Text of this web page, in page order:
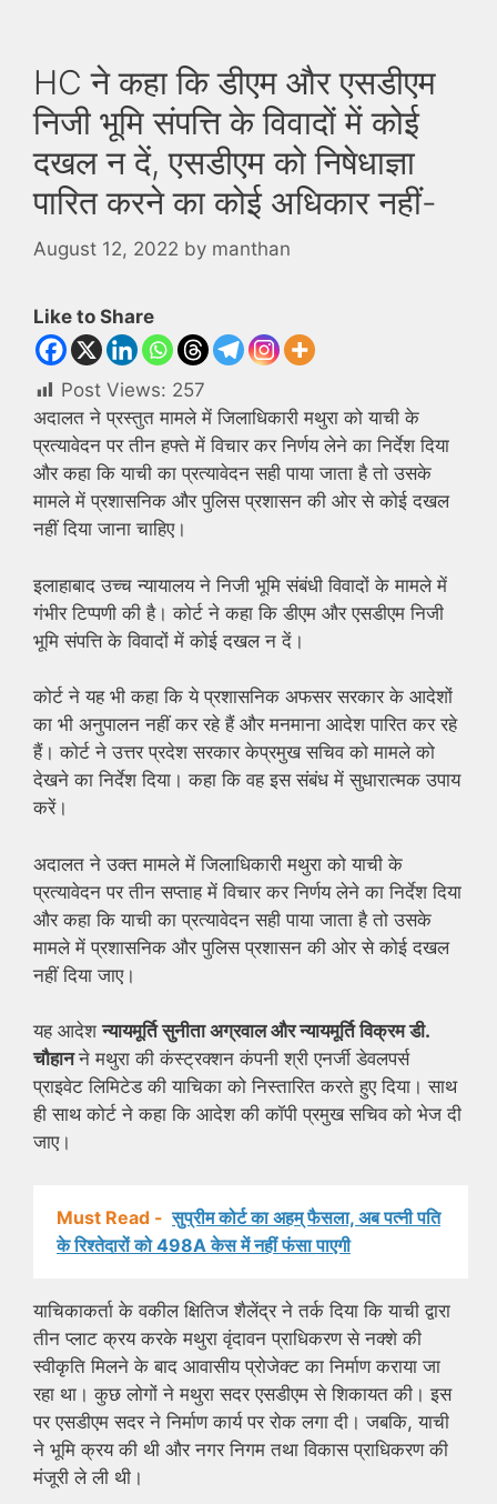
HC ने कहा कि डीएम और एसडीएम
निजी भूमि संपत्ति के विवादों में कोई
दखल न दें, एसडीएम को निषेधाज्ञा
पारित करने का कोई अधिकार नहीं-
August 12, 2022 by manthan
Like to Share
Post Views: 257
अदालत ने प्रस्तुत मामले में जिलाधिकारी मथुरा को याची के
प्रत्यावेदन पर तीन हफ्ते में विचार कर निर्णय लेने का निर्देश दिया
और कहा कि याची का प्रत्यावेदन सही पाया जाता है तो उसके
मामले में प्रशासनिक और पुलिस प्रशासन की ओर से कोई दखल
नहीं दिया जाना चाहिए।
इलाहाबाद उच्च न्यायालय ने निजी भूमि संबंधी विवादों के मामले में
गंभीर टिप्पणी की है। कोर्ट ने कहा कि डीएम और एसडीएम निजी
भूमि संपत्ति के विवादों में कोई दखल न दें।
कोर्ट ने यह भी कहा कि ये प्रशासनिक अफसर सरकार के आदेशों
का भी अनुपालन नहीं कर रहे हैं और मनमाना आदेश पारित कर रहे
हैं। कोर्ट ने उत्तर प्रदेश सरकार केप्रमुख सचिव को मामले को
देखने का निर्देश दिया। कहा कि वह इस संबंध में सुधारात्मक उपाय
करें।
अदालत ने उक्त मामले में जिलाधिकारी मथुरा को याची के
प्रत्यावेदन पर तीन सप्ताह में विचार कर निर्णय लेने का निर्देश दिया
और कहा कि याची का प्रत्यावेदन सही पाया जाता है तो उसके
मामले में प्रशासनिक और पुलिस प्रशासन की ओर से कोई दखल
नहीं दिया जाए।
यह आदेशन्यायमूर्ति सुनीता अग्रवाल और न्यायमूर्ति विक्रम डी.
चौहानने मथुरा की कंस्ट्रक्शन कंपनी श्री एनर्जी डेवलपर्स
प्राइवेट लिमिटेड की याचिका को निस्तारित करते हुए दिया। साथ
ही साथ कोर्ट ने कहा कि आदेश की कॉपी प्रमुख सचिव को भेज दी
जाए।
Must Read - सुप्रीम कोर्ट का अहम् फैसला, अब पत्नी पति
के रिश्तेदारों को 498A केस में नहीं फंसा पाएगी
याचिकाकर्ता के वकील क्षितिज शैलेंद्र ने तर्क दिया कि याची द्वारा
तीन प्लाट क्रय करके मथुरा वृंदावन प्राधिकरण से नक्शे की
स्वीकृति मिलने के बाद आवासीय प्रोजेक्ट का निर्माण कराया जा
रहा था। कुछ लोगों ने मथुरा सदर एसडीएम से शिकायत की। इस
पर एसडीएम सदर ने निर्माण कार्य पर रोक लगा दी। जबकि, याची
ने भूमि क्रय की थी और नगर निगम तथा विकास प्राधिकरण की
मंजूरी ले ली थी।